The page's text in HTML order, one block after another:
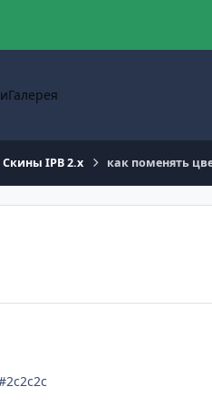
Галерея
Скины IPB 2.x как поменять